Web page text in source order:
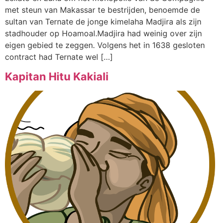
met steun van Makassar te bestrijden, benoemde de
sultan van Ternate de jonge kimelaha Madjira als zijn
stadhouder op Hoamoal.Madjira had weinig over zijn
eigen gebied te zeggen. Volgens het in 1638 gesloten
contract had Ternate wel […]
Kapitan Hitu Kakiali